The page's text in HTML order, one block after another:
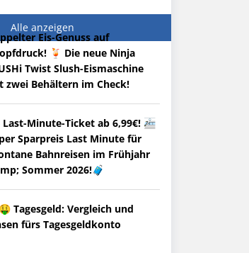
Alle anzeigen
Eis-Genuss auf
🍹 Die neue Ninja
Twist Slush-Eismaschine
zwei Behältern im Check!
Last-Minute-Ticket ab 6,99€! 🚈
Sparpreis Last Minute für
Bahnreisen im Frühjahr
Sommer 2026!🧳
Tagesgeld: Vergleich und
fürs Tagesgeldkonto